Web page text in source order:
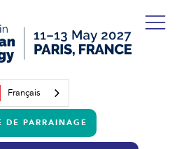
Français
DE PARRAINAGE